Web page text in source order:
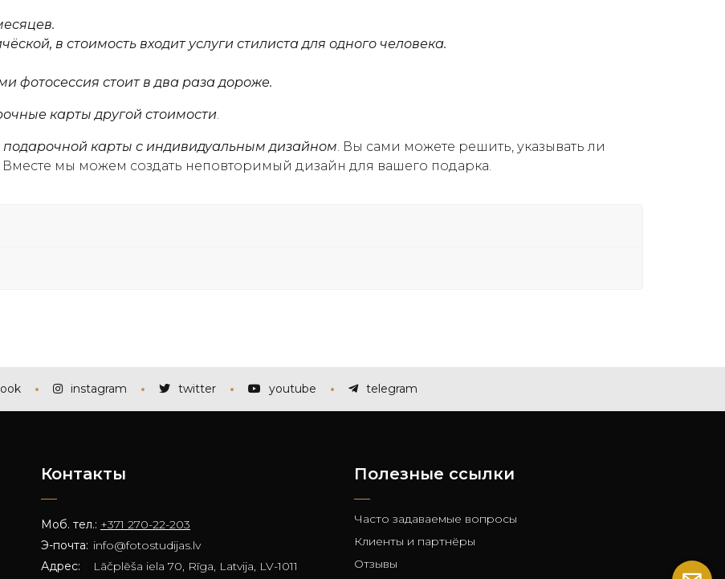
в стоимость входит услуги стилиста для одного человека.
фотосессия стоит в два раза дороже.
карты другой стоимости
подарочной карты с индивидуальным дизайном . Вы сами можете решить, указывать ли
мы можем создать неповторимый дизайн для вашего подарка.
instagram twitter youtube telegram
Контакты
Моб. тел.: +371 270-22-203
Э-почта: info@fotostudijas.lv
Адрес:
Lāčplēša iela 70, Rīga, Latvija, LV-1011
Полезные ссылки
Часто задаваемые вопросы
Клиенты и партнёры
Отзывы